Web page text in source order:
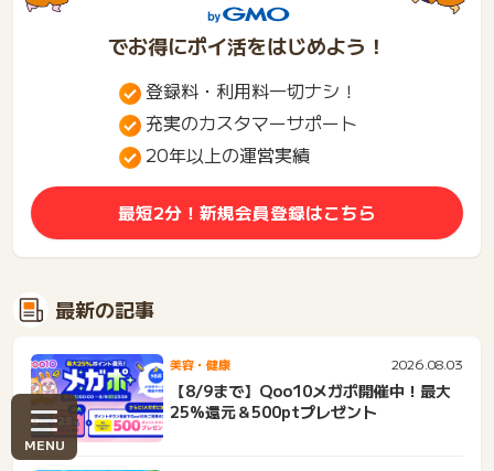
でお得にポイ活をはじめよう！
登録料・利用料一切ナシ！
充実のカスタマーサポート
20年以上の運営実績
最短2分！新規会員登録はこちら
最新の記事
美容・健康 2026.08.03
【8/9まで】Qoo10メガポ開催中！最大
25%還元＆500ptプレゼント